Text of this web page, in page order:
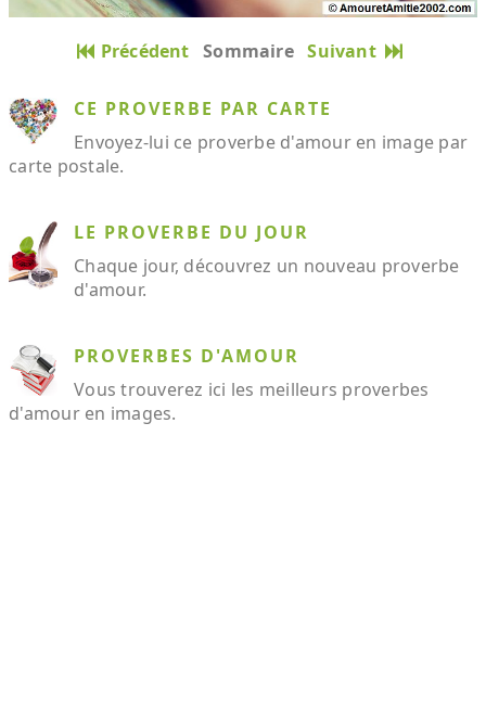
Précédent Sommaire Suivant
CE PROVERBE PAR CARTE
Envoyez-lui ce proverbe d'amour en image par
carte postale.
LE PROVERBE DU JOUR
Chaque jour, découvrez un nouveau proverbe
d'amour.
PROVERBES D'AMOUR
Vous trouverez ici les meilleurs proverbes
d'amour en images.